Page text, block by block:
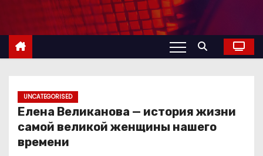
с
UNCATEGORISED
Елена Великанова — история жизни
самой великой женщины нашего
времени